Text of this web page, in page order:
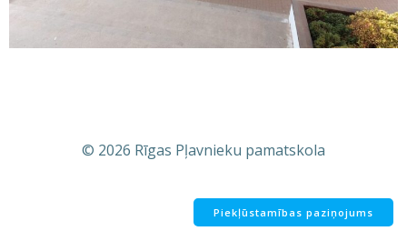
© 2026 Rīgas Pļavnieku pamatskola
Piekļūstamības paziņojums